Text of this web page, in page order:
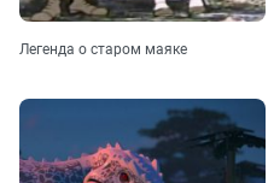
Легенда о старом маяке